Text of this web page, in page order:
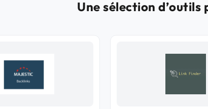
Une sélection d’outils